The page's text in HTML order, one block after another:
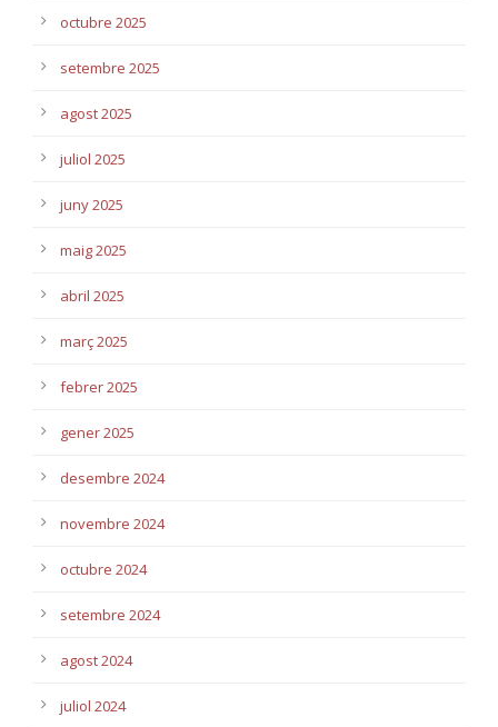
octubre 2025
setembre 2025
agost 2025
juliol 2025
juny 2025
maig 2025
abril 2025
març 2025
febrer 2025
gener 2025
desembre 2024
novembre 2024
octubre 2024
setembre 2024
agost 2024
juliol 2024